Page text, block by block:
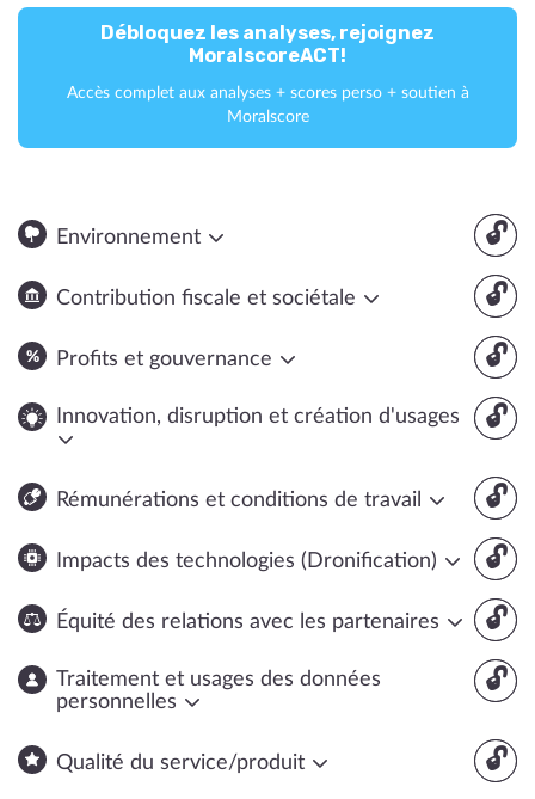
Débloquez les analyses, rejoignez
MoralscoreACT!
Accès complet aux analyses + scores perso + soutien à
Moralscore
🔓
Environnement
🔓
Contribution fiscale et sociétale
🔓
Profits et gouvernance
🔓
Innovation, disruption et création d'usages
🔓
Rémunérations et conditions de travail
🔓
Impacts des technologies (Dronification)
🔓
Équité des relations avec les partenaires
🔓
Traitement et usages des données
personnelles
🔓
Qualité du service/produit